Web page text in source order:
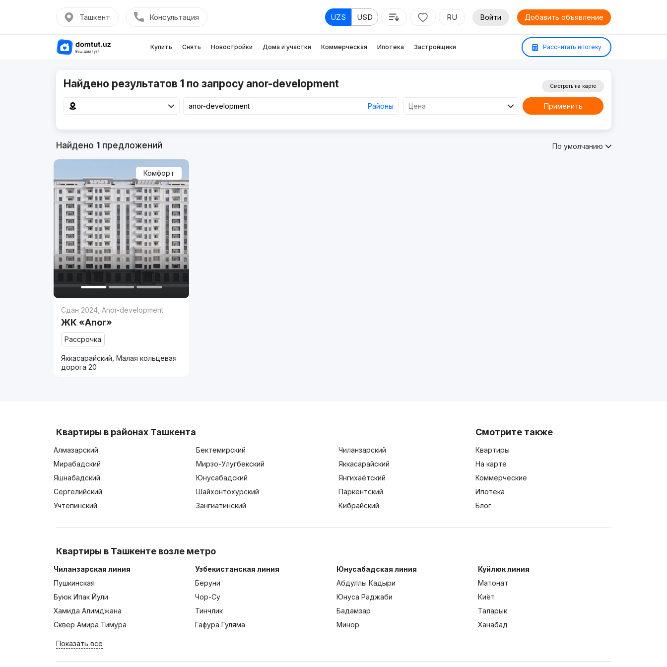
Ташкент Консультация UZS USD RU Войти Добавить объявление
Купить Снять Новостройки Дома и участки Коммерческая Ипотека Застройщики Рассчитать ипотеку
Найдено результатов 1 по запросу anor-development
Районы Цена
Смотреть на карте
Применить
Найдено 1предложений По умолчанию
Комфорт
Сдан 2024 ,Anor-development
ЖК «Anor»
Рассрочка
Яккасарайский, Малая кольцевая
дорога 20
Квартиры в районах Ташкента
Алмазарский Бектемирский
Чиланзарский
Мирабадский
Мирзо-Улугбекский
Яккасарайский
Яшнабадский
Юнусабадский
Янгихаётский
Сергелийский
Шайхонтохурский
Паркентский
Учтепинский
Зангиатинский Кибрайский
Смотрите также
Квартиры
На карте
Коммерческие
Ипотека
Блог
Квартиры в Ташкенте возле метро
Чиланзарская линия
Пушкинская
Буюк Ипак Йули
Хамида Алимджана
Сквер Амира Тимура
Узбекистанская линия
Беруни
Чор-Су
Тинчлик
Гафура Гуляма
Юнусабадская линия
Абдуллы Кадыри
Юнуса Раджаби
Бадамзар
Минор
Куйлюк линия
Матонат
Киёт
Таларык
Ханабад
Показать все